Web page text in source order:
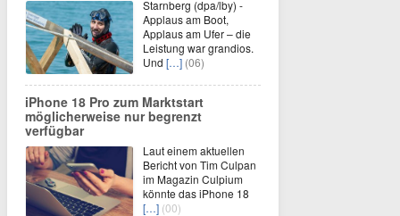
Starnberg (dpa/lby) -
Applaus am Boot,
Applaus am Ufer – die
Leistung war grandios.
Und […] (06)
iPhone 18 Pro zum Marktstart
möglicherweise nur begrenzt
verfügbar
Laut einem aktuellen
Bericht von Tim Culpan
im Magazin Culpium
könnte das iPhone 18
[…] (00)